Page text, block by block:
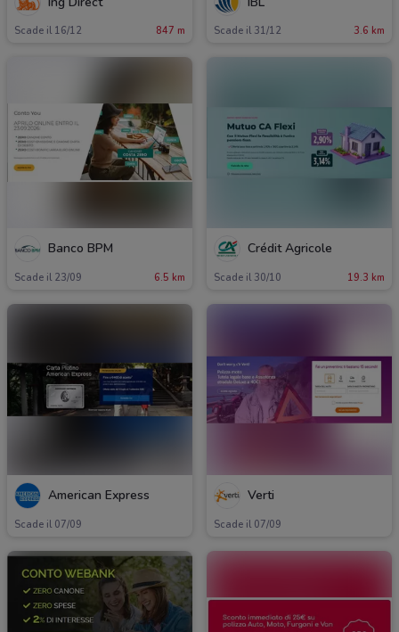
Scade il 16/12 847 m Scade il 31/12 3.6 km
Banco BPM
Scade il 23/09 6.5 km
Crédit Agricole
Scade il 30/10 19.3 km
American Express
Scade il 07/09
Verti
Scade il 07/09